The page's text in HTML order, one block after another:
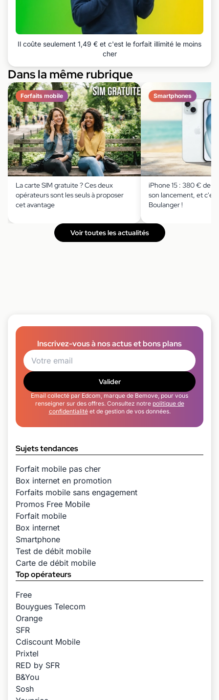
Il coûte seulement 1,49 € et c'est le forfait illimité le moins
cher
Dans la même rubrique
Forfaits mobile
La carte SIM gratuite ? Ces deux
opérateurs sont les seuls à proposer
cet avantage
Smartphones
iPhone 15 : 380 € de
son lancement, et
Boulanger !
Voir toutes les actualités
Inscrivez-vous à nos actus et bons plans
Valider
Email collecté par Edcom, marque de Bemove, pour vous
renseigner sur des offres. Consultez notre politique de
confidentialitéet de gestion de vos données.
Sujets tendances
Forfait mobile pas cher
Box internet en promotion
Forfaits mobile sans engagement
Promos Free Mobile
Forfait mobile
Box internet
Smartphone
Test de débit mobile
Carte de débit mobile
Top opérateurs
Free
Bouygues Telecom
Orange
SFR
Cdiscount Mobile
Prixtel
RED by SFR
B&You
Sosh